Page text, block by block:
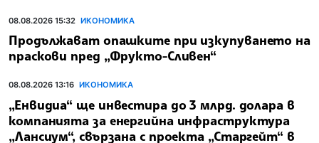
08.08.2026 15:32 ИКОНОМИКА
Продължават опашките при изкупуването на
праскови пред „Фрукто-Сливен“
08.08.2026 13:16 ИКОНОМИКА
„Енвидиа“ ще инвестира до 3 млрд. долара в
компанията за енергийна инфраструктура
„Лансиум“, свързана с проекта „Старгейт“ в